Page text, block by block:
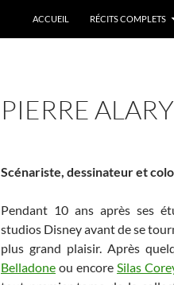
ACCUEIL RÉCITS COMPLETS
PIERRE ALARY
Scénariste, dessinateur et
Pendant 10 ans après ses
studios Disney avant de se
plus grand plaisir. Après
Belladone ou encore Silas